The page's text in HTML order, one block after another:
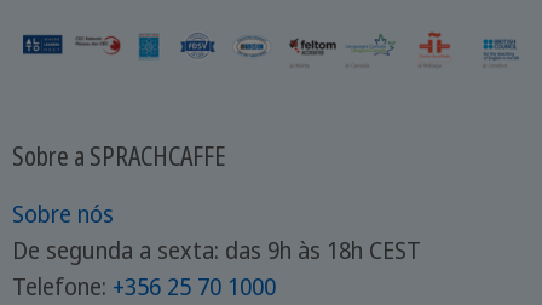
Sobre a SPRACHCAFFE
Sobre nós
De segunda a sexta: das 9h às 18h CEST
Telefone: +356 25 70 1000